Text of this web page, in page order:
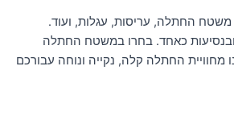
החתלה, עריסות, עגלות, ועוד.
כאחד. בחרו במשטח החתלה
מחוויית החתלה קלה, נקייה ונוחה עבורכם